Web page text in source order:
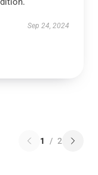
Sep 24, 2024
1 / 2